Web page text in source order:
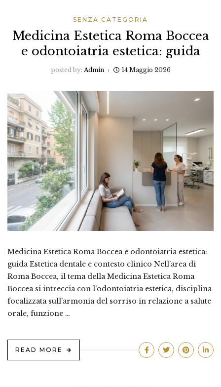
SENZA CATEGORIA
Medicina Estetica Roma Boccea
e odontoiatria estetica: guida
posted by: Admin 14 Maggio 2026
Medicina Estetica Roma Boccea e odontoiatria estetica:
guida Estetica dentale e contesto clinico Nell’area di
Roma Boccea, il tema della Medicina Estetica Roma
Boccea si intreccia con l’odontoiatria estetica, disciplina
focalizzata sull’armonia del sorriso in relazione a salute
orale, funzione …
READ MORE